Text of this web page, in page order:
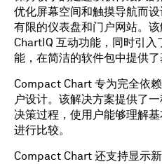
优化屏幕空间和触摸导航而
有限的仪表盘和门户网站。
ChartIQ 互动功能，同时引
能，在简洁的软件包中提供了
Compact Chart 专为完全依
户设计。该解决方案提供了
决策过程，使用户能够理解
进行比较。
Compact Chart 还支持显示